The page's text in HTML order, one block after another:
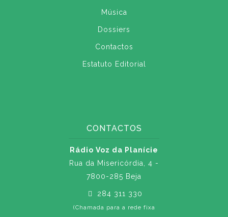
Música
Dossiers
Contactos
Estatuto Editorial
CONTACTOS
Rádio Voz da Planície
Rua da Misericórdia, 4 -
7800-285 Beja
284 311 330
(Chamada para a rede fixa